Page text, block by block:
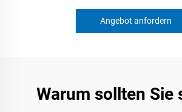
Angebot anfordern
Warum sollten Sie